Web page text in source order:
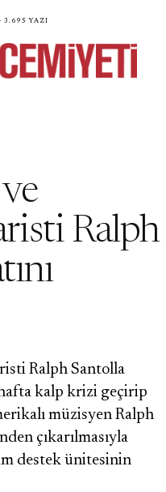
3.695 yazı
Ralph
Ralph Santolla
kalp krizi geçirip
müzisyen Ralph
çıkarılmasıyla
destek ünitesinin